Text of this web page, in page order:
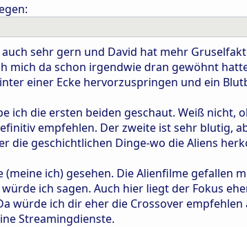
sehr gern und David hat mehr
mich da schon irgendwie dran gewöhnt
einer Ecke hervorzuspringen und ein
ich die ersten beiden geschaut. Weiß nicht,
empfehlen. Der zweite ist sehr blutig,
die geschichtlichen Dinge-wo die Aliens
ich) gesehen. Die Alienfilme gefallen
ich sagen. Auch hier liegt der Fokus
würde ich dir eher die Crossover
Streamingdienste.